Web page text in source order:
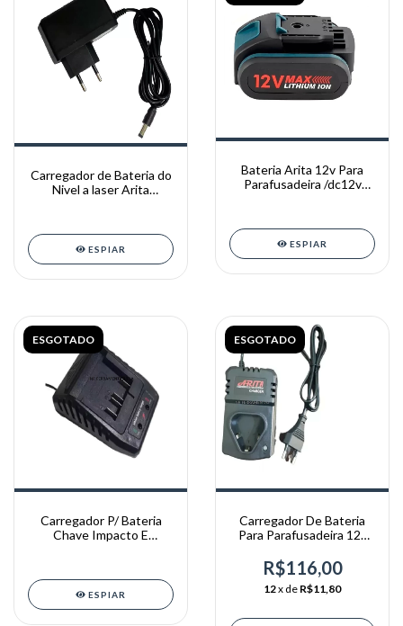
Carregador de Bateria do
Nivel a laser Arita
ESPIAR
Bateria Arita 12v Para
Parafusadeira /dc12v
ESPIAR
ESGOTADO
Carregador P/ Bateria
Chave Impacto E
ESPIAR
ESGOTADO
Carregador De Bateria
Para Parafusadeira 12v
R$116,00
12x de R$11,80